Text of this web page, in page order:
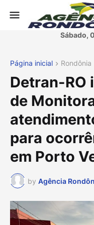
Sábado,
Página inicial Rondônia
Detran-RO
de
para
em Porto
by Agência